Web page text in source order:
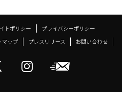
トポリシー
プライバシーポリシー
マップ プレスリリース お問い合わせ
キョーアーツ
メールニ